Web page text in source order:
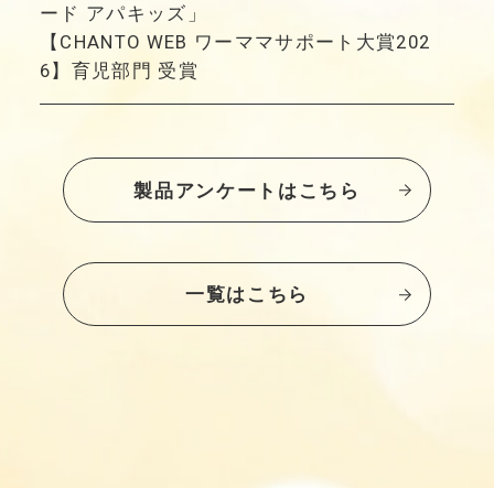
ード アパキッズ」
【CHANTO WEB ワーママサポート大賞202
6】育児部門 受賞
製品アンケートはこちら
一覧はこちら